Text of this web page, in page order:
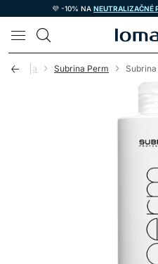
💜 -10% NA NEUTRALIZAČNÉ
LOMAX
Subrina Subrina Perm